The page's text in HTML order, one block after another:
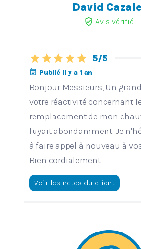
David
verified_user Avis vérifié
starstarstarstarstar 5/5
event_note Publié il y a 1 an
Bonjour Messieurs, Un
votre réactivité concernant le
remplacement de mon
fuyait abondamment. Je
à faire appel à nouveau à
Bien cordialement
Voir les notes du client